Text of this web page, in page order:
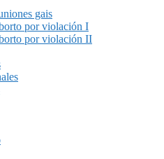
gais
por violación I
por violación II